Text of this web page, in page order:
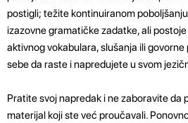
postigli; težite kontinuiranom
izazovne gramatičke zadatke, ali
aktivnog vokabulara, slušanja ili
sebe da raste i napredujete u svom
Pratite svoj napredak i ne zaboravite da
materijal koji ste već proučavali.